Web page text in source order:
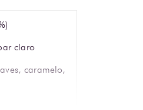
claro
caramelo,